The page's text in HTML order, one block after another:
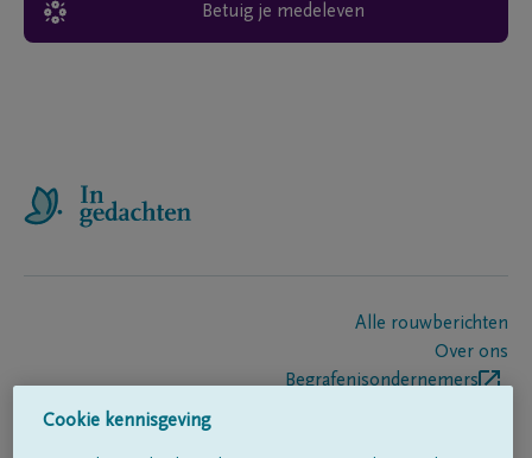
Betuig je medeleven
Alle rouwberichten
Over ons
Begrafenisondernemers
Cookie kennisgeving